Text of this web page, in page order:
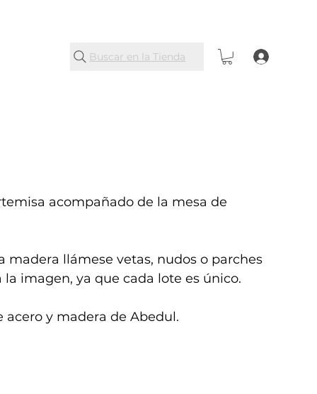
Buscar en la Tienda
acompañado de la mesa de
madera llámese vetas, nudos o parches
imagen, ya que cada lote es único.
acero y madera de Abedul.